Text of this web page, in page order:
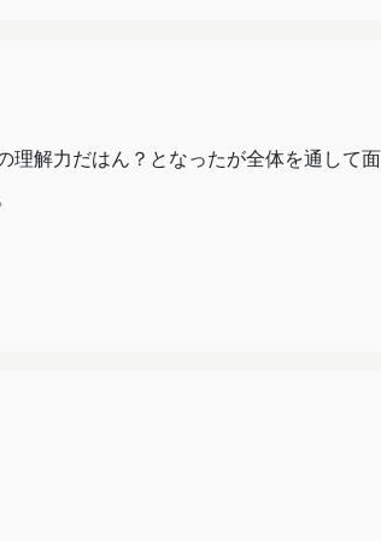
理解力だはん？となったが全体を通して